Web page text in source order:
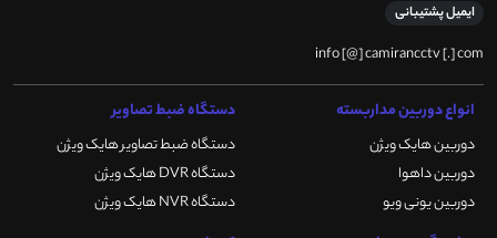
ایمیل پشتیبانی
info [@] camirancctv [.] com
انواع دوربین مداربسته
دوربین هایک ویژن
دوربین داهوا
دوربین یونی ویو
دستگاه ضبط تصاویر
دستگاه ضبط تصاویر هایک ویژن
دستگاه DVR هایک ویژن
دستگاه NVR هایک ویژن